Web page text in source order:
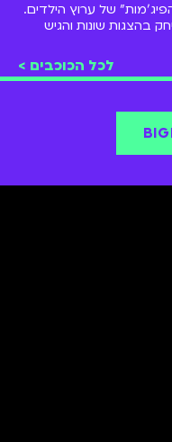
של ערוץ הילדים.
בהצגות שונות והגיש
לכל הכוכבים >